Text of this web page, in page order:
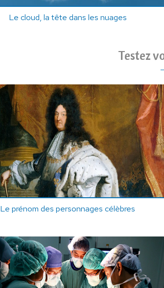
Le cloud, la tête dans les nuages
Testez
Le prénom des personnages célèbres